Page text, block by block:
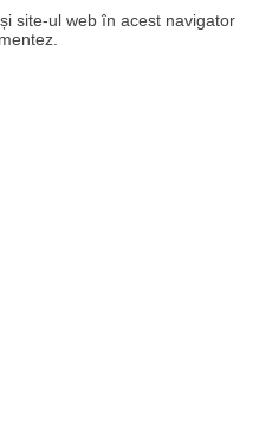
site-ul web în acest navigator